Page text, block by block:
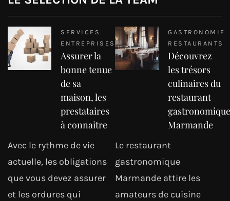
SERVICES
ENTREPRISES
Assurer la
bonne tenue
de sa
maison, les
prestataires
à connaitre
Avec le rythme de vie
actuelle, les obligations
que vous devez assurer
et les ordures qui
GASTRONOMIE
RESTAURANTS
Découvrez
les trésors
culinaires du
restaurant
gastronomique
Marmande
Le restaurant
gastronomique
Marmande attire les
amateurs de cuisine